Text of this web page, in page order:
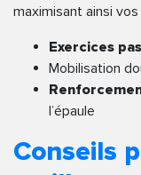
maximisant ainsi
Exercices
Mobilisation
l’épaule
Conseils